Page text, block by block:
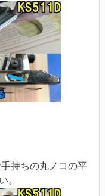
持ちの丸ノコの平
。